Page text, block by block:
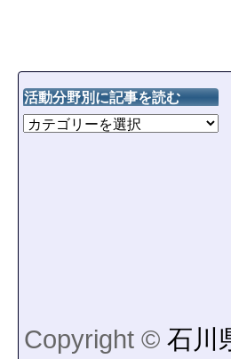
活動分野別に記事を読む
Copyright © 石川